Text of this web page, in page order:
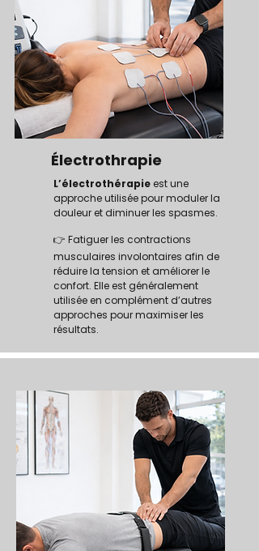
Électrothrapie
L’électrothérapie est une
approche utilisée pour moduler la
douleur et diminuer les spasmes.
👉 Fatiguer les contractions
musculaires involontaires afin de
réduire la tension et améliorer le
confort. Elle est généralement
utilisée en complément d’autres
approches pour maximiser les
résultats.